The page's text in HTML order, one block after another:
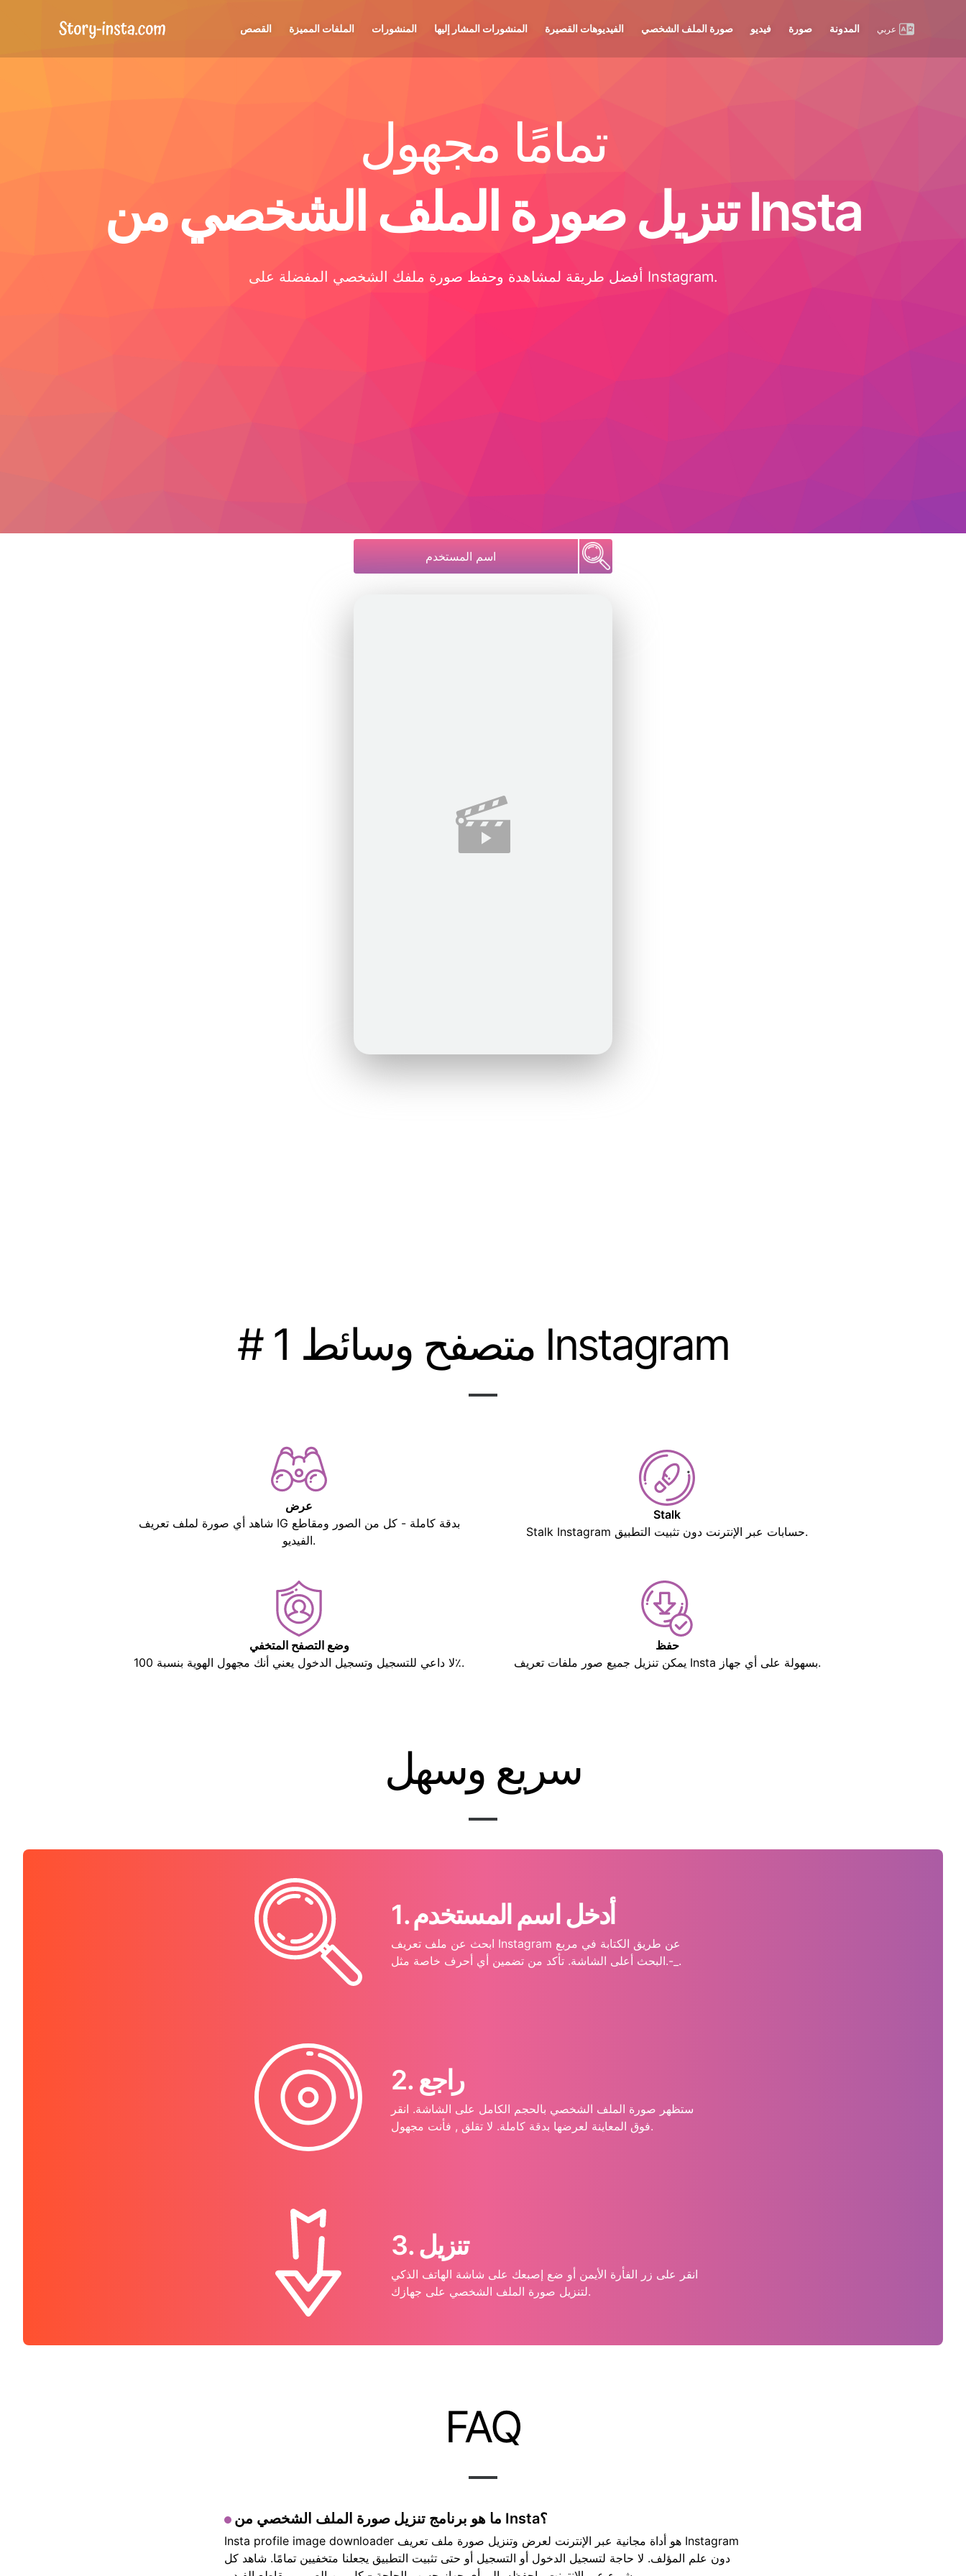
القصص الملفات المميزة المنشورات المنشورات المشار إليها الفيديوهات القصيرة صورة الملف الشخصي فيديو صورة المدونة عربي
تمامًا مجهول
تنزيل صورة الملف الشخصي من Insta
أفضل طريقة لمشاهدة وحفظ صورة ملفك الشخصي المفضلة على Instagram.
# 1 متصفح وسائط Instagram
عرض
شاهد أي صورة لملف تعريف IG بدقة كاملة - كل من الصور ومقاطع
الفيديو.
Stalk
Stalk Instagram حسابات عبر الإنترنت دون تثبيت التطبيق.
وضع التصفح المتخفي
لا داعي للتسجيل وتسجيل الدخول يعني أنك مجهول الهوية بنسبة 100٪.
حفظ
يمكن تنزيل جميع صور ملفات تعريف Insta بسهولة على أي جهاز.
سريع وسهل
1. أدخل اسم المستخدم
ابحث عن ملف تعريف Instagram عن طريق الكتابة في مربع
البحث أعلى الشاشة. تأكد من تضمين أي أحرف خاصة مثل.-_.
2. راجع
ستظهر صورة الملف الشخصي بالحجم الكامل على الشاشة. انقر
فوق المعاينة لعرضها بدقة كاملة. لا تقلق , فأنت مجهول.
3. تنزيل
انقر على زر الفأرة الأيمن أو ضع إصبعك على شاشة الهاتف الذكي
لتنزيل صورة الملف الشخصي على جهازك.
FAQ
ما هو برنامج تنزيل صورة الملف الشخصي من Insta؟
Insta profile image downloader هو أداة مجانية عبر الإنترنت لعرض وتنزيل صورة ملف تعريف Instagram
دون علم المؤلف. لا حاجة لتسجيل الدخول أو التسجيل أو حتى تثبيت التطبيق يجعلنا متخفيين تمامًا. شاهد كل